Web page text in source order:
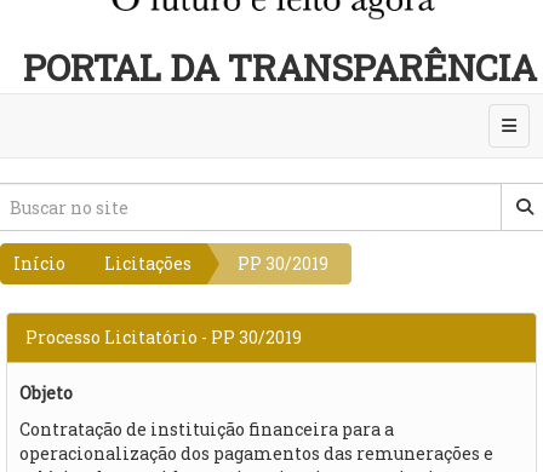
PORTAL DA TRANSPARÊNCIA
Início Licitações PP 30/2019
Processo Licitatório - PP 30/2019
Objeto
Contratação de instituição financeira para a
operacionalização dos pagamentos das remunerações e